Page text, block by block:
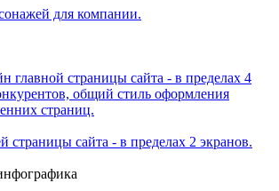
для компании.
главной страницы сайта - в пределах 4
общий стиль оформления
страниц.
страницы сайта - в пределах 2 экранов.